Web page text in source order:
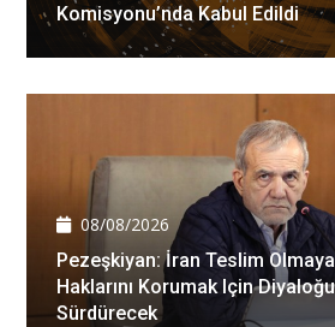
Komisyonu’nda Kabul Edildi
08/08/2026
Pezeşkiyan: İran Teslim
Haklarını Korumak Için Diyaloğu
Sürdürecek